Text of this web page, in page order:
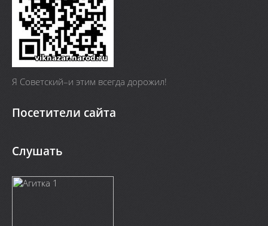
Я Cоветский–и этим всегда дорожил!
Посетители сайта
Слушать